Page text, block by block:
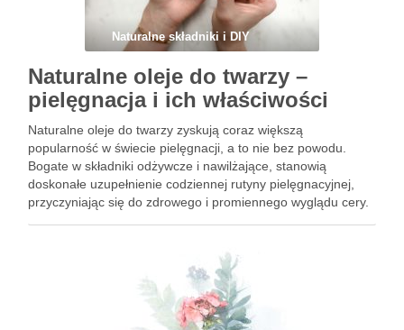
Naturalne składniki i DIY
Naturalne oleje do twarzy –
pielęgnacja i ich właściwości
Naturalne oleje do twarzy zyskują coraz większą
popularność w świecie pielęgnacji, a to nie bez powodu.
Bogate w składniki odżywcze i nawilżające, stanowią
doskonałe uzupełnienie codziennej rutyny pielęgnacyjnej,
przyczyniając się do zdrowego i promiennego wyglądu cery.